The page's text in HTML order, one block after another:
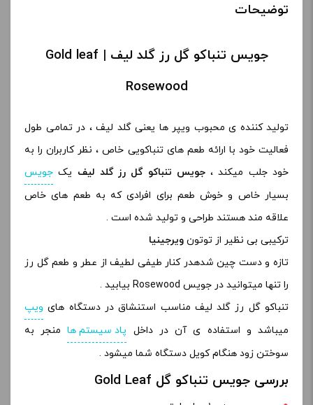
توضیحات
جویس تنباکو گل رز گلد لیف | Gold leaf
Rosewood
تولید کننده ی محبوب ویپر ها یعنی گلد لیف ، در تمامی طول
فعالیت خود با ارائه طعم های تنباکویی خاص ، نظر کاربران را به
خود جلب میکند ،جویس تنباکو گل رز گلد لیف یک جویس
بسیار خاص و خوش طعم برای افرادی که به طعم های خاص
علاقه مند هستند طراحی و تولید شده است .
ترکیبی بی نظیر از توتون ویرجینیا
تازه و دست چین شدهدر کنار طیفی لطیف از عطر و طعم گل رز
را تنها میتوانید در جویس Rosewood بیابید .
تنباکو گل رز گلد لیف مناسب استنشاق در دستگاه های ویپ
میباشد و استفاده ی آن در داخل پاد سیستم هامنجر به
سوختن زود هنگام کویل دستگاه شما میشود .
بررسی جویس تنباکو گل Gold Leaf